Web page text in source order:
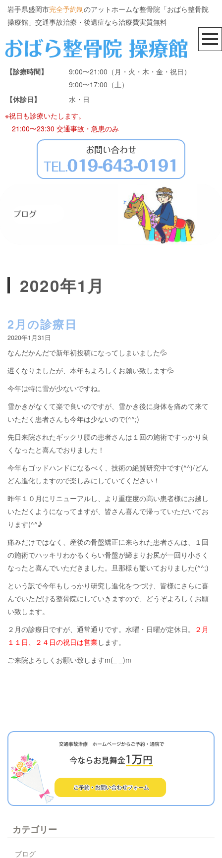
岩手県盛岡市完全予約制のアットホームな整骨院「おばら整骨院
操療館」交通事故治療・後遺症なら治療費実質無料
【診療時間】
9:00〜21:00（月・火・木・金・祝日）
9:00〜17:00（土）
【休診日】
水・日
※祝日も診療いたします。
21:00〜23:30 交通事故・急患のみ
2020年1月
2月の診療日
2020年1月31日
なんだかんだで新年初投稿になってしまいました💦
遅くなりましたが、本年もよろしくお願い致します💦
今年は特に雪が少ないですね。
雪かきがなくて楽で良いのですが、雪かき後に身体を痛めて来て
いただく患者さんも今年は少ないので(^^;)
先日来院されたギックリ腰の患者さんは１回の施術ですっかり良
くなったと喜んでおりました！
今年もゴッドハンドになるべく、技術の絶賛研究中です(^^)/どん
どん進化しますので楽しみにしていてください！
昨年１０月にリニューアルし、より重症度の高い患者様にお越し
いただくようになってますが、皆さん喜んで帰っていただいてお
ります(^^♪
痛みだけではなく、産後の骨盤矯正に来られた患者さんは、１回
の施術でハッキリわかるくらい骨盤が締まりお尻が一回り小さく
なったと喜んでいただきました。旦那様も驚いておりました(^^;)
という訳で今年もしっかり研究し進化をつづけ、皆様にさらに喜
んでいただける整骨院にしていきますので、どうぞよろしくお願
い致します。
２月の診療日ですが、通常通りです。水曜・日曜が定休日。
２月
１１日、２４日の祝日は営業します。
ご来院よろしくお願い致しますm(_ _)m
カテゴリー
ブログ